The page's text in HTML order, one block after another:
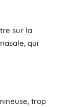
sur la
qui
trop